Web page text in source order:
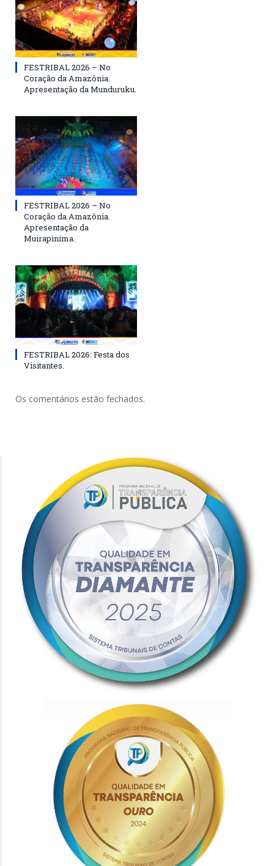
FESTRIBAL 2026 – No
Coração da Amazônia.
Apresentação da Munduruku.
FESTRIBAL 2026 – No
Coração da Amazônia.
Apresentação da
Muirapinima.
FESTRIBAL 2026: Festa dos
Visitantes.
Os comentários estão fechados.